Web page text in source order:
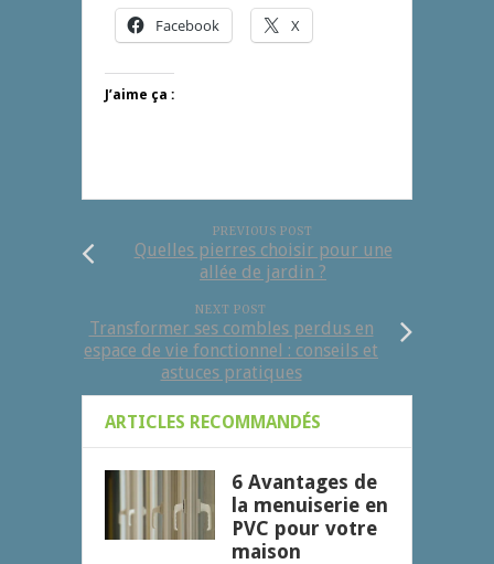
Facebook X
J’aime ça :
PREVIOUS POST
Quelles pierres choisir pour une
allée de jardin ?
NEXT POST
Transformer ses combles perdus en
espace de vie fonctionnel : conseils et
astuces pratiques
ARTICLES RECOMMANDÉS
6 Avantages de
la menuiserie en
PVC pour votre
maison